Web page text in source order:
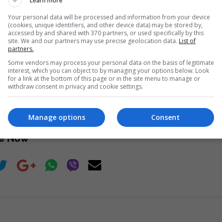
Daut Haradinaj Kurtit: Sa mirë
çfarë derexhe ke ardhë – mos
hiç
Read more
Now
Your personal data will be processed and information from your device
(cookies, unique identifiers, and other device data) may be stored by,
accessed by and shared with 370 partners, or used specifically by this
site. We and our partners may use precise geolocation data. List of
partners.
Some vendors may process your personal data on the basis of legitimate
interest, which you can object to by managing your options below. Look
for a link at the bottom of this page or in the site menu to manage or
withdraw consent in privacy and cookie settings.
Consent
Manage options